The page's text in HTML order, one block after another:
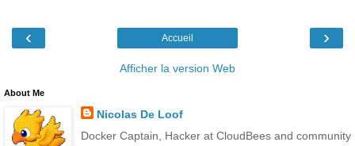
‹ ›
Accueil
Afficher la version Web
About Me
Nicolas De Loof
Docker Captain, Hacker at CloudBees and community